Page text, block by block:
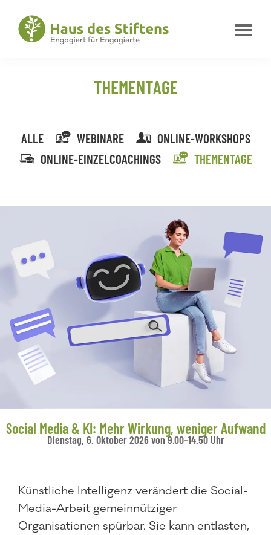
Hauptnavigation
springen
Inhalt
springen
Fußzeile
springen
THEMENTAGE
ALLE WEBINARE
ONLINE-WORKSHOPS
ONLINE-EINZELCOACHINGS
THEMENTAGE
Social Media & KI: Mehr Wirkung, weniger Aufwand
Dienstag, 6. Oktober 2026 von 9.00–14.50 Uhr
Künstliche Intelligenz verändert die Social-
Media-Arbeit gemeinnütziger
Organisationen spürbar. Sie kann entlasten,